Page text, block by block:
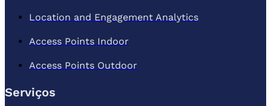
Location and Engagement Analytics
Access Points Indoor
Access Points Outdoor
Serviços